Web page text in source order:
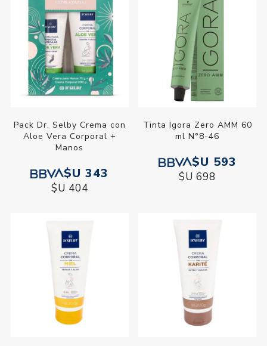
Pack Dr. Selby Crema con
Aloe Vera Corporal +
Manos
$U 343
$U 404
Tinta Igora Zero AMM 60
ml N°8-46
$U 593
$U 698